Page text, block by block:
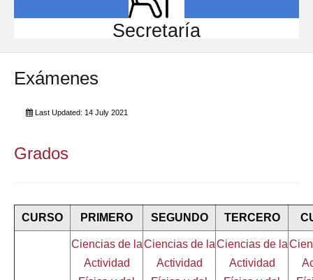
INVESTIGACIÓN
INTERNACIONAL
Directorio FCCE
Secretaría
Exámenes
Last Updated: 14 July 2021
Grados
CURSO PRIMERO SEGUNDO TERCERO
Ciencias de la
Actividad
Ciencias de la
Actividad
Ciencias de la
Actividad